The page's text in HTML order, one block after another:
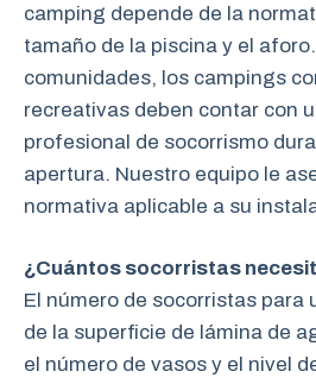
camping depende de la
tamaño de la piscina y el
comunidades, los campings
recreativas deben contar con
profesional de socorrismo
apertura. Nuestro equipo le
normativa aplicable a su
¿Cuántos socorristas
El número de socorristas para
de la superficie de lámina de
el número de vasos y el nivel